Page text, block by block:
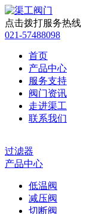
点击拨打服务热线
021-57488098
首页
产品中心
服务支持
阀门资讯
走进渠工
联系我们
过滤器
产品中心
低温阀
减压阀
切断阀